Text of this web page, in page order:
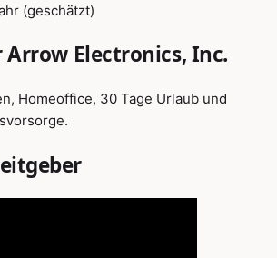
(geschätzt)
Electronics, Inc.
Homeoffice, 30 Tage Urlaub und